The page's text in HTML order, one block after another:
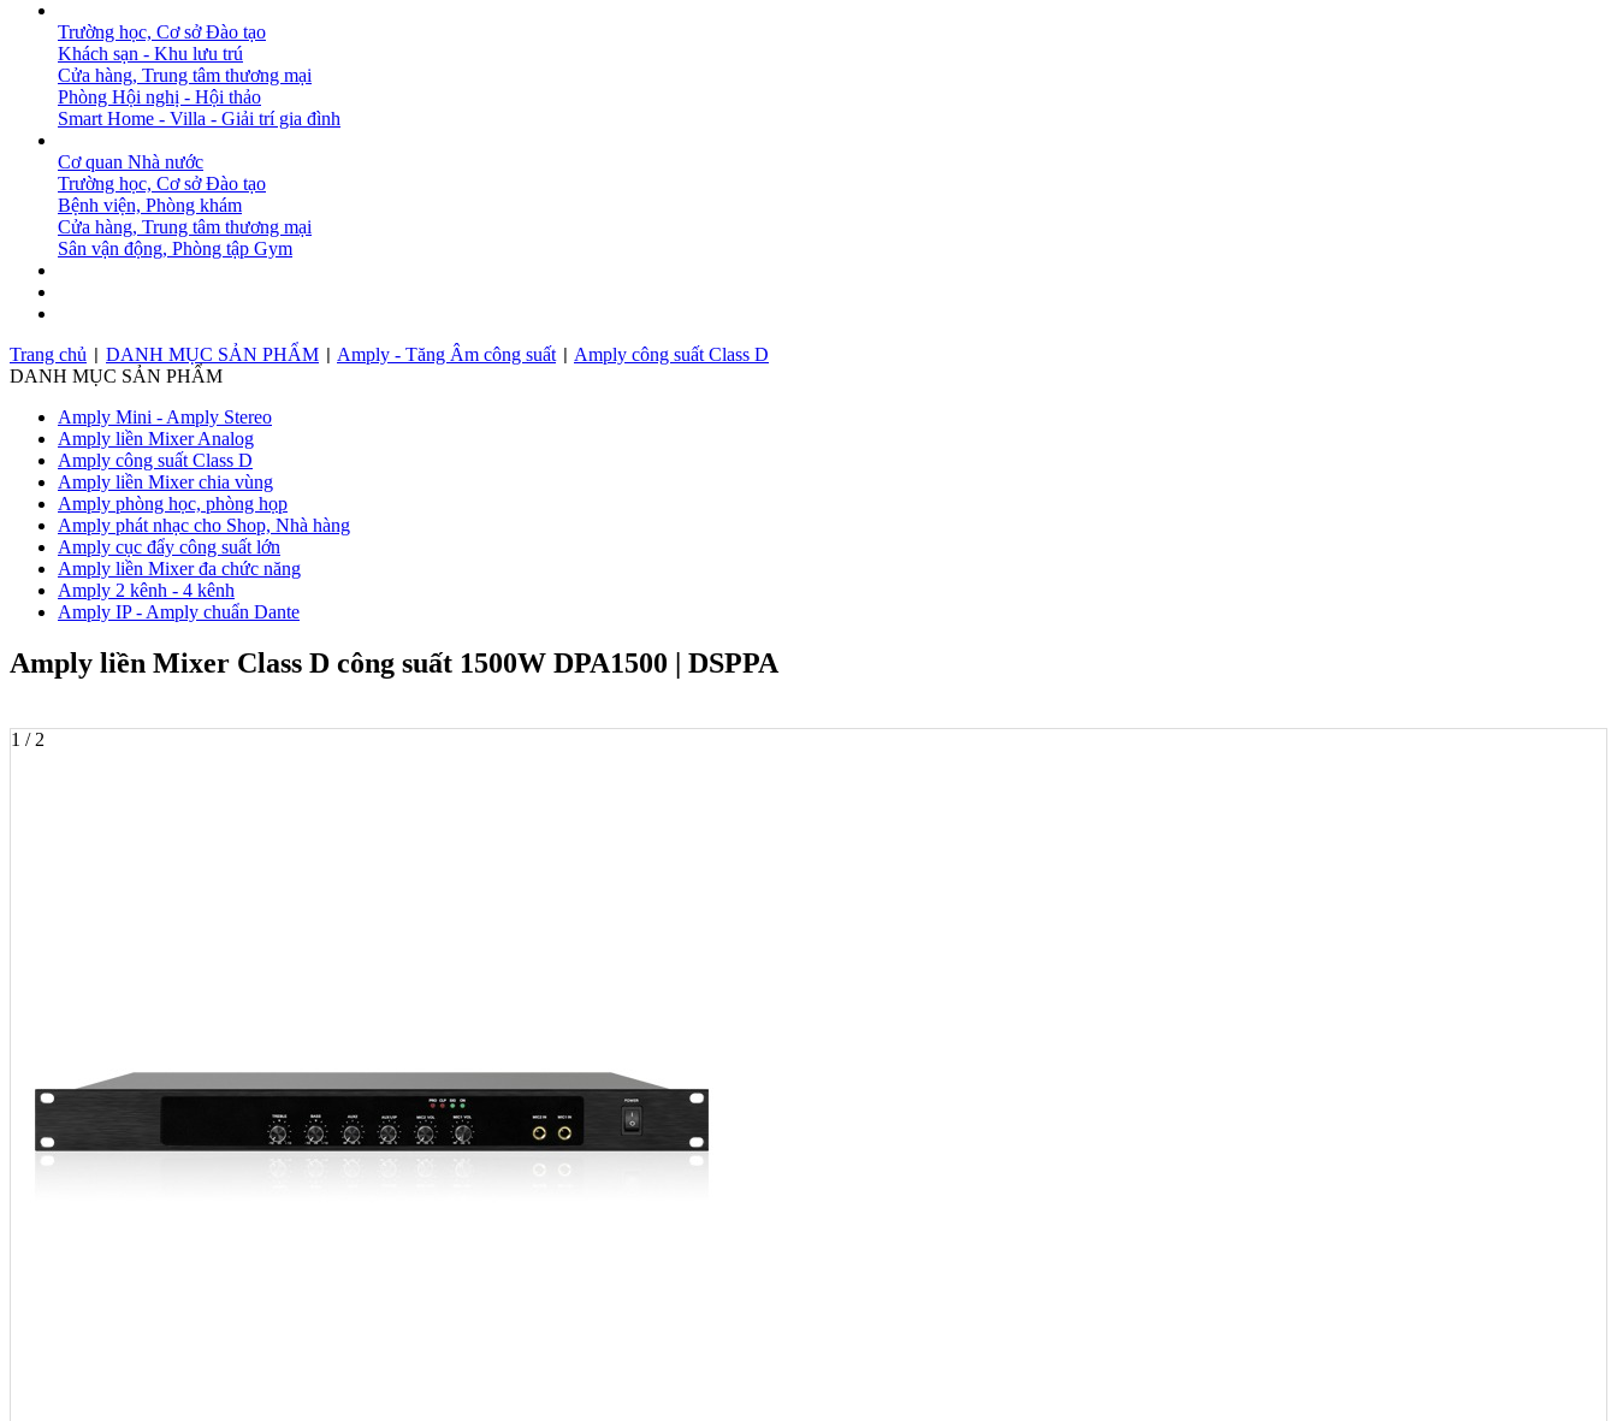
Trường học, Cơ sở Đào tạo
Khách sạn - Khu lưu trú
Cửa hàng, Trung tâm thương mại
Phòng Hội nghị - Hội thảo
Smart Home - Villa - Giải trí gia đình
Cơ quan Nhà nước
Trường học, Cơ sở Đào tạo
Bệnh viện, Phòng khám
Cửa hàng, Trung tâm thương mại
Sân vận động, Phòng tập Gym
Trang chủ
DANH MỤC SẢN PHẨM Amply - Tăng Âm công suất
Amply công suất Class D
DANH MỤC SẢN PHẨM
Amply Mini - Amply Stereo
Amply liền Mixer Analog
Amply công suất Class D
Amply liền Mixer chia vùng
Amply phòng học, phòng họp
Amply phát nhạc cho Shop, Nhà hàng
Amply cục đẩy công suất lớn
Amply liền Mixer đa chức năng
Amply 2 kênh - 4 kênh
Amply IP - Amply chuẩn Dante
Amply liền Mixer Class D công suất 1500W DPA1500 | DSPPA
1 / 2